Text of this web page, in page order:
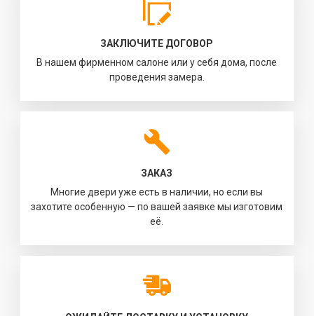
ЗАКЛЮЧИТЕ ДОГОВОР
В нашем фирменном салоне или у себя дома, после
проведения замера.
ЗАКАЗ
Многие двери уже есть в наличии, но если вы
захотите особенную — по вашей заявке мы изготовим
её.